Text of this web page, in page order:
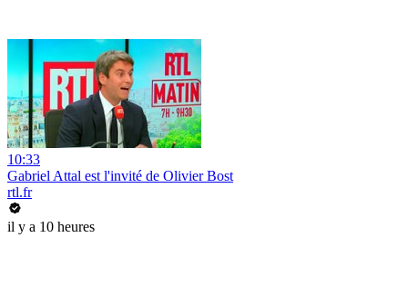
10:33
Gabriel Attal est l'invité de Olivier Bost
rtl.fr
il y a 10 heures